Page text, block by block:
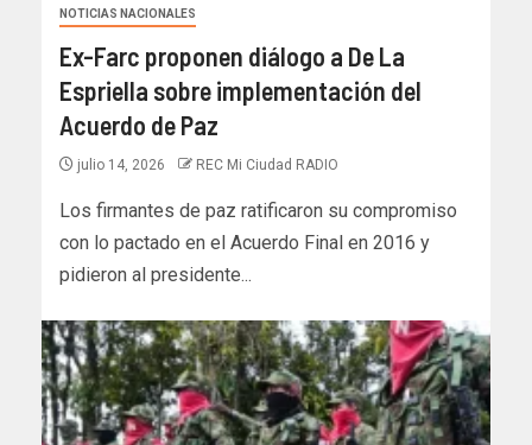
NOTICIAS NACIONALES
Ex-Farc proponen diálogo a De La
Espriella sobre implementación del
Acuerdo de Paz
julio 14, 2026 REC Mi Ciudad RADIO
Los firmantes de paz ratificaron su compromiso
con lo pactado en el Acuerdo Final en 2016 y
pidieron al presidente...